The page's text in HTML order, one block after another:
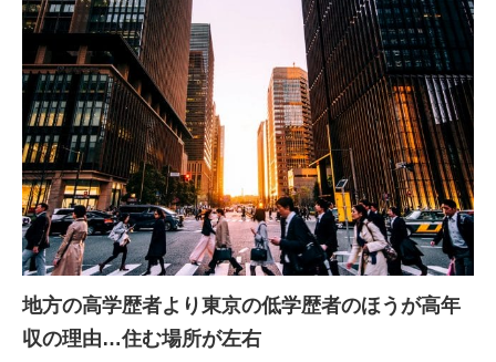
LIFE ENDING JOURNAL
AI JOURNAL
REAL ESTATE BROKERAGE JOURNAL
SMART MARKETING JOURNAL
BPaaS JOURNAL
ADOPTABLE DOG JOURNAL
地方の高学歴者より東京の低学歴者のほうが高年
収の理由…住む場所が左右